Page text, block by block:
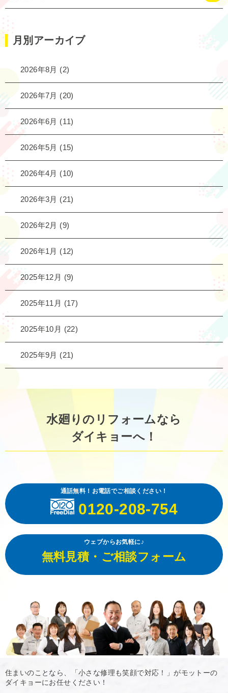
月別アーカイブ
2026年8月 (2)
2026年7月 (20)
2026年6月 (11)
2026年5月 (15)
2026年4月 (10)
2026年3月 (21)
2026年2月 (9)
2026年1月 (12)
2025年12月 (9)
2025年11月 (17)
2025年10月 (22)
2025年9月 (21)
水廻りのリフォームなら
ダイキョーへ！
通話無料！お電話でご相談ください！
0120-208-754
ウェブからお気軽に♪
無料見積・ご相談フォーム
住まいのことなら、「小さな修理も笑顔で対応！」がモットーの
ダイキョーにお任せください！